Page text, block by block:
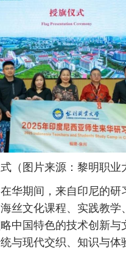
（图片来源：黎明职业
华期间，来自印尼的研
丝文化课程、实践教学
中国特色的技术创新与
与现代交织、知识与体